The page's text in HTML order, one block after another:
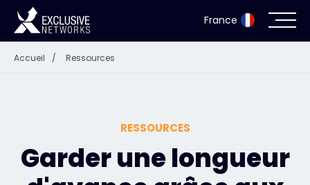
France
Ressources
Accueil / Ressources
RESSOURCES
Garder une longueur